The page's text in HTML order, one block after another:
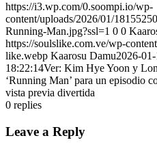
https://i3.wp.com/0.soompi.io/wp-
content/uploads/2026/01/
Running-Man.jpg?ssl=1 0 0
https://soulslike.com.ve/wp-
like.webp Kaarosu Damu2026-
18:22:14Ver: Kim Hye Yoon y
‘Running Man’ para un episodio
vista previa divertida
0 replies
Leave a Reply